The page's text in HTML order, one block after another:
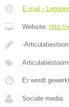
E-mail ›
Website: http://
-
Er wordt
Sociale media: